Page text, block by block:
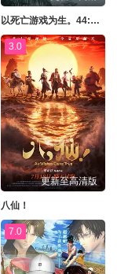
以死亡游戏为生。44:CLOUDYBEACH
3.0
更新至高清版
八仙！
7.0